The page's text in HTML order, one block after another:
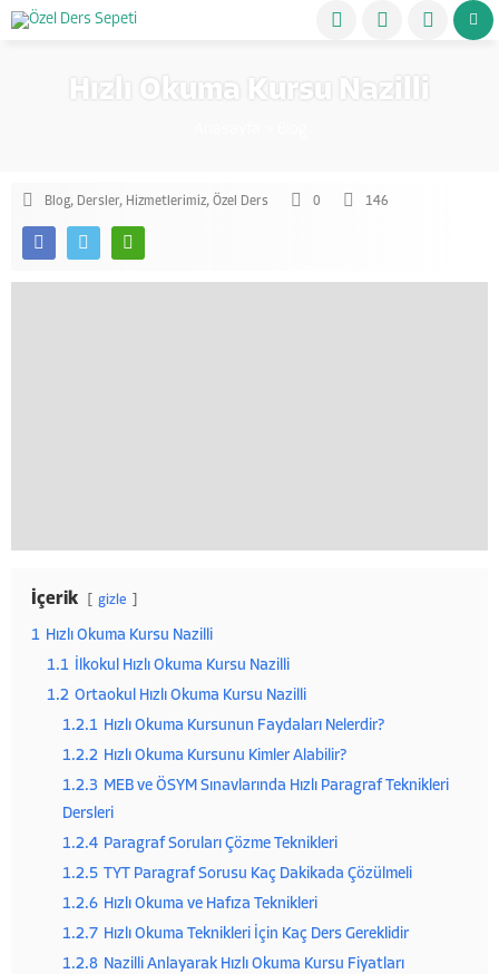
Hızlı Okuma Kursu Nazilli
Blog, Dersler, Hizmetlerimiz, Özel Ders 0 146
İçerik gizle
1 Hızlı Okuma Kursu Nazilli
1.1
İlkokul Hızlı Okuma Kursu Nazilli
1.2 Ortaokul Hızlı Okuma Kursu Nazilli
1.2.1 Hızlı Okuma Kursunun Faydaları Nelerdir?
1.2.2 Hızlı Okuma Kursunu Kimler Alabilir?
1.2.3 MEB ve ÖSYM Sınavlarında Hızlı Paragraf Teknikleri
Dersleri
1.2.4 Paragraf Soruları Çözme Teknikleri
1.2.5 TYT Paragraf Sorusu Kaç Dakikada Çözülmeli
1.2.6 Hızlı Okuma ve Hafıza Teknikleri
1.2.7 Hızlı Okuma Teknikleri İçin Kaç Ders Gereklidir
1.2.8 Nazilli Anlayarak Hızlı Okuma Kursu Fiyatları